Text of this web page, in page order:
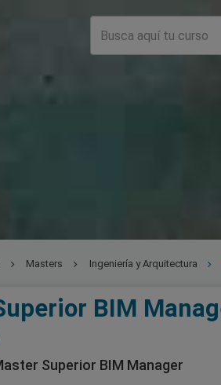
Masters Ingeniería y Arquitectura
BIM
Superior BIM Manager